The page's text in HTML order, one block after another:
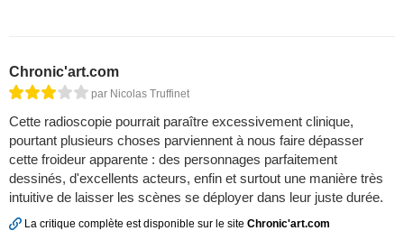
Chronic'art.com
par Nicolas Truffinet
Cette radioscopie pourrait paraître excessivement clinique,
pourtant plusieurs choses parviennent à nous faire dépasser
cette froideur apparente : des personnages parfaitement
dessinés, d'excellents acteurs, enfin et surtout une manière très
intuitive de laisser les scènes se déployer dans leur juste durée.
La critique complète est disponible sur le site Chronic'art.com